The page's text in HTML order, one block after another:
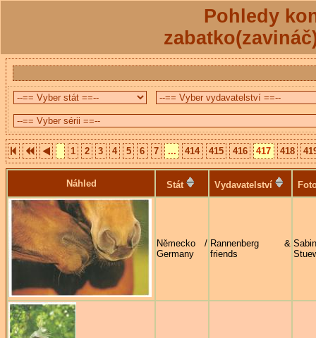
Pohledy
1 2 3 4 5 6 7 ... 414 415 416 417 418
Náhled Stát Vydavatelství
Německo /
Germany
Rannenberg &
friends